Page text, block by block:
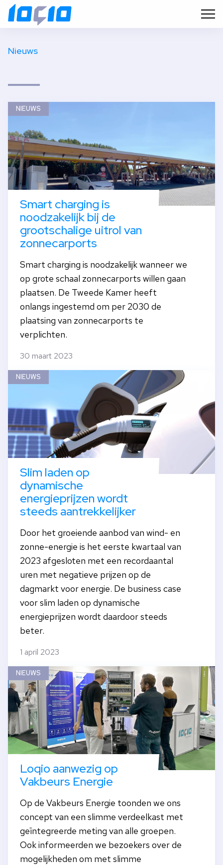
Nieuws
Smart charging is
noodzakelijk bij de
grootschalige uitrol van
zonnecarports
Smart charging is noodzakelijk wanneer we
op grote schaal zonnecarports willen gaan
plaatsen. De Tweede Kamer heeft
onlangs ingestemd om per 2030 de
plaatsing van zonnecarports te
verplichten.
30 maart 2023
NIEUWS
Slim laden op
dynamische
energieprijzen wordt
steeds aantrekkelijker
Door het groeiende aanbod van wind- en
zonne-energie is het eerste kwartaal van
2023 afgesloten met een recordaantal
uren met negatieve prijzen op de
dagmarkt voor energie. De business case
voor slim laden op dynamische
energieprijzen wordt daardoor steeds
beter.
1 april 2023
NIEUWS
Loqio aanwezig op
Vakbeurs Energie
Op de Vakbeurs Energie toonden we ons
concept van een slimme verdeelkast met
geïntegreerde meting van alle groepen.
Ook informeerden we bezoekers over de
mogelijkheden om met slimme
NIEUWS